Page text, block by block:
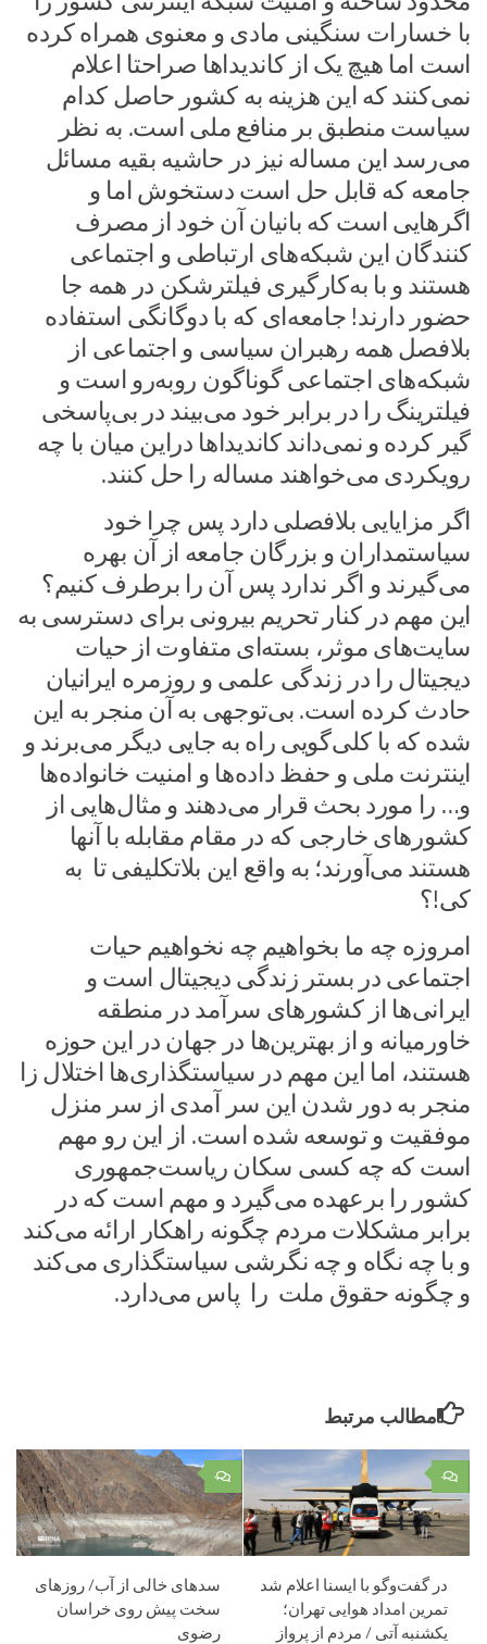
با خسارات سنگینی مادی و معنوی همراه کرده
است اما هیچ یک از کاندیدا‌ها صراحتا اعلام
نمی‌کنند که این هزینه به کشور حاصل کدام
سیاست منطبق بر منافع ملی است. به نظر
می‌رسد این مساله نیز در حاشیه بقیه مسائل
جامعه که قابل حل است دستخوش اما و
اگرهایی است که بانیان آن خود از مصرف
کنندگان این شبکه‌های ارتباطی و اجتماعی
هستند و با به‌کار‌گیری فیلترشکن در همه جا
حضور دارند! جامعه‌ای که با دوگانگی استفاده
بلافصل همه رهبران سیاسی و اجتماعی از
شبکه‌های اجتماعی گوناگون روبه‌رو است و
فیلترینگ را در برابر خود می‌بیند در بی‌پاسخی
گیر کرده و نمی‌داند کاندیداها دراین میان با چه
رویکردی می‌خواهند مساله را حل کنند.
اگر مزایایی بلافصلی دارد پس چرا خود
سیاستمداران و بزرگان جامعه از آن بهره
می‌گیرند و اگر ندارد پس آن را برطرف کنیم؟
این مهم در کنار تحریم بیرونی برای دسترسی به
سایت‌های موثر، بسته‌ای متفاوت از حیات
دیجیتال را در زندگی علمی و روزمره ایرانیان
حادث کرده است. بی‌توجهی به آن منجر به این
شده که با کلی‌گویی راه به جایی دیگر می‌برند و
اینترنت ملی و حفظ داده‌ها و امنیت خانواده‌ها
و… را مورد بحث قرار می‌د‌هند و مثال‌هایی از
کشورهای خارجی که در مقام مقابله با آنها
هستند می‌آورند؛ به واقع این بلاتکلیفی تا به
کی!؟
امروزه چه ما بخواهیم چه نخواهیم حیات
اجتماعی در بستر زندگی دیجیتال است و
ایرانی‌ها از کشورهای سرآمد در منطقه
خاورمیانه و از بهترین‌ها در جهان در این حوزه
هستند، اما این مهم در سیاستگذاری‌ها اختلال زا
منجر به دور شدن این سر آمدی از سر منزل
موفقیت و توسعه شده است. از این رو مهم
است که چه کسی سکان ریاست‌جمهوری
کشور را برعهده می‌گیرد و مهم است که در
برابر مشکلات مردم چگونه راهکار ارائه می‌کند
و با چه نگاه و چه نگرشی سیاستگذاری می‌کند
و چگونه حقوق ملت را پاس می‌دارد.
مطالب مرتبط
۰
سدهای خالی از آب/ روزهای
سخت پیش‌ روی خراسان‌
رضوی
۰
در گفت‌وگو با ایسنا اعلام شد
تمرین امداد هوایی تهران؛
یکشنبه آتی / مردم از پرواز